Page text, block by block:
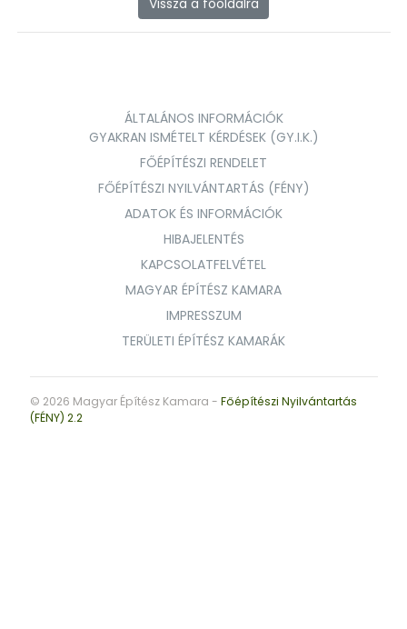
Vissza a főoldalra
ÁLTALÁNOS INFORMÁCIÓK
GYAKRAN ISMÉTELT KÉRDÉSEK (GY.I.K.)
FŐÉPÍTÉSZI RENDELET
FŐÉPÍTÉSZI NYILVÁNTARTÁS (FÉNY)
ADATOK ÉS INFORMÁCIÓK
HIBAJELENTÉS
KAPCSOLATFELVÉTEL
MAGYAR ÉPÍTÉSZ KAMARA
IMPRESSZUM
TERÜLETI ÉPÍTÉSZ KAMARÁK
© 2026 Magyar Építész Kamara - Főépítészi Nyilvántartás
(FÉNY) 2.2